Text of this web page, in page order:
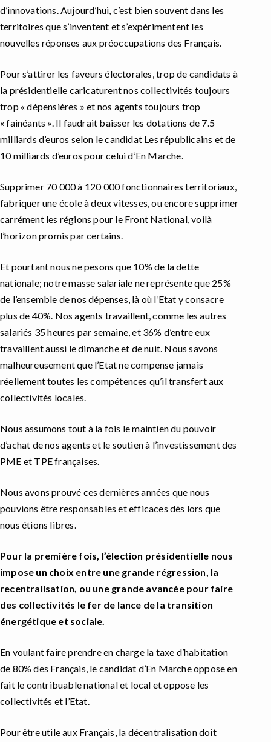
d’innovations. Aujourd’hui, c’est bien souvent dans les
territoires que s’inventent et s’expérimentent les
nouvelles réponses aux préoccupations des Français.
Pour s’attirer les faveurs électorales, trop de candidats à
la présidentielle caricaturent nos collectivités toujours
trop « dépensières » et nos agents toujours trop
« fainéants ». Il faudrait baisser les dotations de 7.5
milliards d’euros selon le candidat Les républicains et de
10 milliards d’euros pour celui d’En Marche.
Supprimer 70 000 à 120 000 fonctionnaires territoriaux,
fabriquer une école à deux vitesses, ou encore supprimer
carrément les régions pour le Front National, voilà
l’horizon promis par certains.
Et pourtant nous ne pesons que 10% de la dette
nationale; notre masse salariale ne représente que 25%
de l’ensemble de nos dépenses, là où l’Etat y consacre
plus de 40%. Nos agents travaillent, comme les autres
salariés 35 heures par semaine, et 36% d’entre eux
travaillent aussi le dimanche et de nuit. Nous savons
malheureusement que l’Etat ne compense jamais
réellement toutes les compétences qu’il transfert aux
collectivités locales.
Nous assumons tout à la fois le maintien du pouvoir
d’achat de nos agents et le soutien à l’investissement des
PME et TPE françaises.
Nous avons prouvé ces dernières années que nous
pouvions être responsables et efficaces dès lors que
nous étions libres.
Pour la première fois, l’élection présidentielle nous
impose un choix entre une grande régression, la
recentralisation, ou une grande avancée pour faire
des collectivités le fer de lance de la transition
énergétique et sociale.
En voulant faire prendre en charge la taxe d’habitation
de 80% des Français, le candidat d’En Marche oppose en
fait le contribuable national et local et oppose les
collectivités et l’Etat.
Pour être utile aux Français, la décentralisation doit